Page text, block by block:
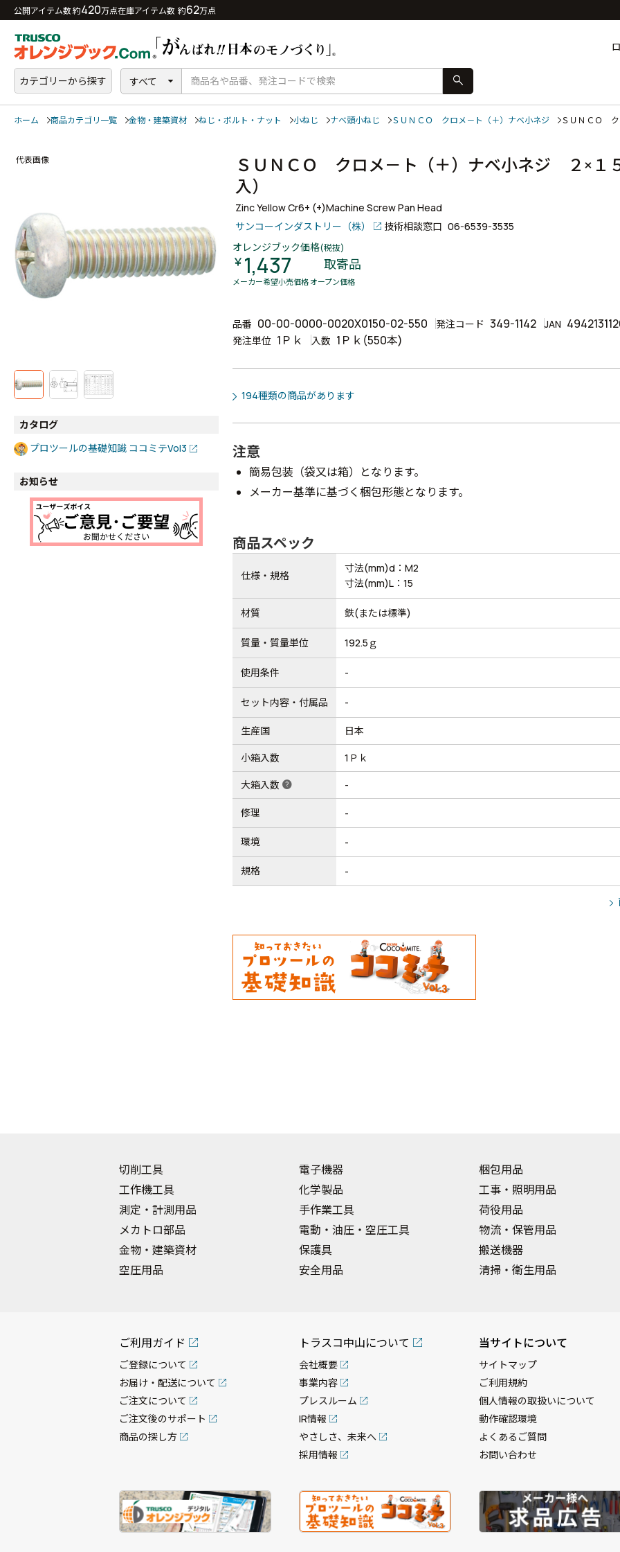
公開アイテム数 約420万点在庫アイテム数 約62万点
カテゴリーから探す すべて search
ホーム 商品カテゴリ一覧 金物・建築資材 ねじ・ボルト・ナット 小ねじ ナベ頭小ねじ ＳＵＮＣＯ クロメ－ト（＋）ナベ小ネジ ＳＵＮＣＯ
代表画像
カタログ
プロツールの基礎知識 ココミテVol3
お知らせ
ＳＵＮＣＯ クロメ－ト（＋）ナベ小ネジ ２×
入）
Zinc Yellow Cr6+ (+)Machine Screw Pan Head
サンコーインダストリー（株）
技術相談窓口 06-6539-3535
オレンジブック価格(税抜)
￥ 1,437 取寄品
メーカー希望小売価格 オープン価格
品番 00-00-0000-0020X0150-02-550 発注コード 349-1142 JAN
発注単位 1Ｐｋ 入数 1Ｐｋ(550本)
194種類の商品があります
注意
簡易包装（袋又は箱）となります。
メーカー基準に基づく梱包形態となります。
商品スペック
仕様・規格
寸法(mm)d：M2
寸法(mm)L：15
材質 鉄(または標準)
質量・質量単位 192.5ｇ
使用条件 -
セット内容・付属品 -
生産国 日本
小箱入数 1Ｐｋ
大箱入数 help -
修理 -
環境 -
規格 -
切削工具
工作機工具
測定・計測用品
メカトロ部品
金物・建築資材
空圧用品
電子機器
化学製品
手作業工具
電動・油圧・空圧工具
保護具
安全用品
梱包用品
工事・照明用品
荷役用品
物流・保管用品
搬送機器
清掃・衛生用品
ご利用ガイド
ご登録について
お届け・配送について
ご注文について
ご注文後のサポート
商品の探し方
トラスコ中山について
会社概要
事業内容
プレスルーム
IR情報
やさしさ、未来へ
採用情報
当サイトについて
サイトマップ
ご利用規約
個人情報の取扱いについて
動作確認環境
よくあるご質問
お問い合わせ